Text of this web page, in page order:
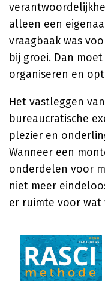
alleen een
vraagbaak was
bij groei. Dan
organiseren en
Het vastleggen
bureaucratische
plezier en
Wanneer een
onderdelen voor
niet meer
er ruimte voor wat